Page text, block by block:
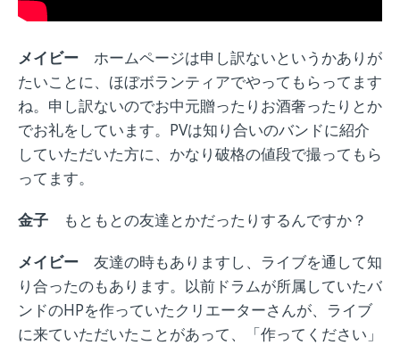
メイビー ホームページは申し訳ないというかありが
たいことに、ほぼボランティアでやってもらってます
ね。申し訳ないのでお中元贈ったりお酒奢ったりとか
でお礼をしています。 PVは知り合いのバンドに紹介
していただいた方に、かなり破格の値段で撮ってもら
ってます。
金子
もともとの友達とかだったりするんですか？
メイビー 友達の時もありますし、ライブを通して知
り合ったのもあります。 以前ドラムが所属していたバ
ンドのHPを作っていたクリエーターさんが、ライブ
に来ていただいたことがあって、
「作ってください」